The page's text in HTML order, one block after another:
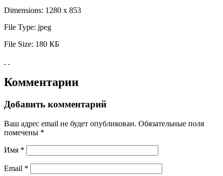
Dimensions: 1280 x 853
File Type: jpeg
File Size: 180 КБ
Комментарии
Добавить комментарий
Ваш адрес email не будет опубликован. Обязательные поля
помечены *
Имя *
Email *